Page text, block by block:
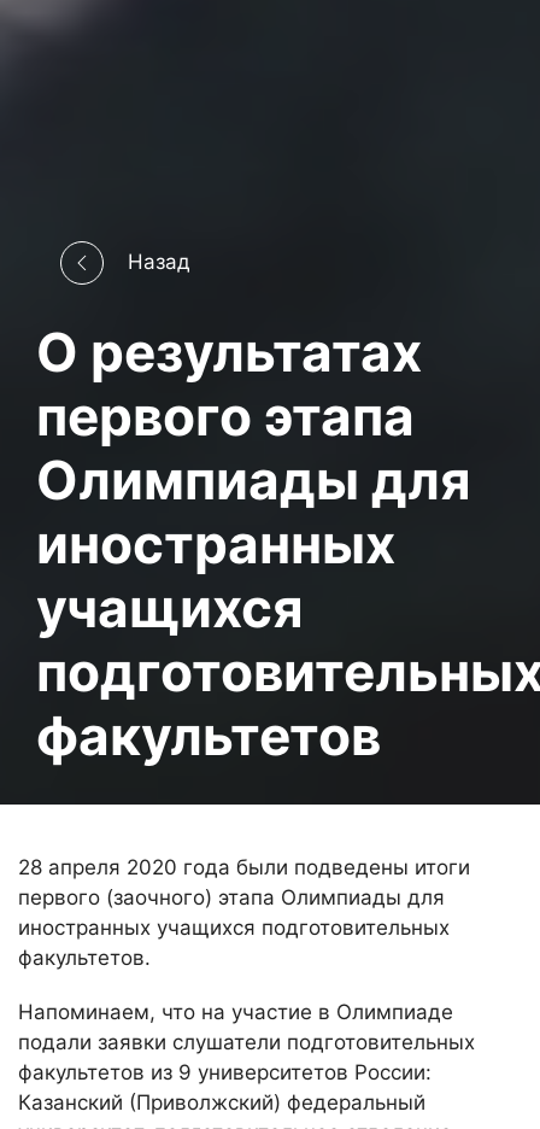
Назад
О результатах
первого этапа
Олимпиады для
иностранных
учащихся
факультетов
28 апреля 2020 года были подведены итоги
первого (заочного) этапа Олимпиады для
иностранных учащихся подготовительных
факультетов.
Напоминаем, что на участие в Олимпиаде
подали заявки слушатели подготовительных
факультетов из 9 университетов России:
Казанский (Приволжский) федеральный